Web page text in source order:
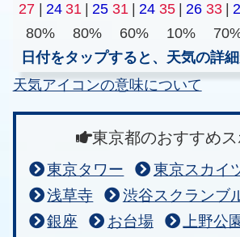
27 24 31 25 31 24 35 26 33
80%
80% 60% 10%
日付をタップすると、天気の詳
天気アイコンの意味について
東京都のおすすめス
東京タワー
東京スカイ
浅草寺
渋谷スクランブ
銀座
お台場
上野公